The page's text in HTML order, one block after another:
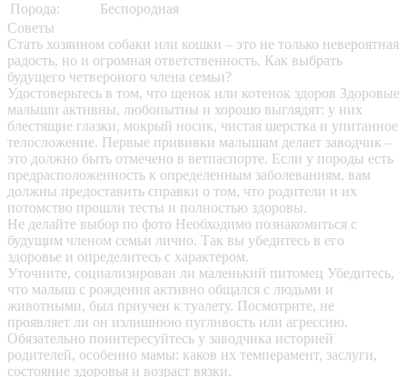
Порода:
Беспородная
Советы
Стать хозяином собаки или кошки – это не только невероятная
радость, но и огромная ответственность. Как выбрать
будущего четвероного члена семьи?
Удостоверьтесь в том, что щенок или котенок здоров Здоровые
малыши активны, любопытны и хорошо выглядят: у них
блестящие глазки, мокрый носик, чистая шерстка и упитанное
телосложение. Первые прививки малышам делает заводчик –
это должно быть отмечено в ветпаспорте. Если у породы есть
предрасположенность к определенным заболеваниям, вам
должны предоставить справки о том, что родители и их
потомство прошли тесты и полностью здоровы.
Не делайте выбор по фото Необходимо познакомиться с
будущим членом семьи лично. Так вы убедитесь в его
здоровье и определитесь с характером.
Уточните, социализирован ли маленький питомец Убедитесь,
что малыш с рождения активно общался с людьми и
животными, был приучен к туалету. Посмотрите, не
проявляет ли он излишнюю пугливость или агрессию.
Обязательно поинтересуйтесь у заводчика историей
родителей, особенно мамы: каков их темперамент, заслуги,
состояние здоровья и возраст вязки.